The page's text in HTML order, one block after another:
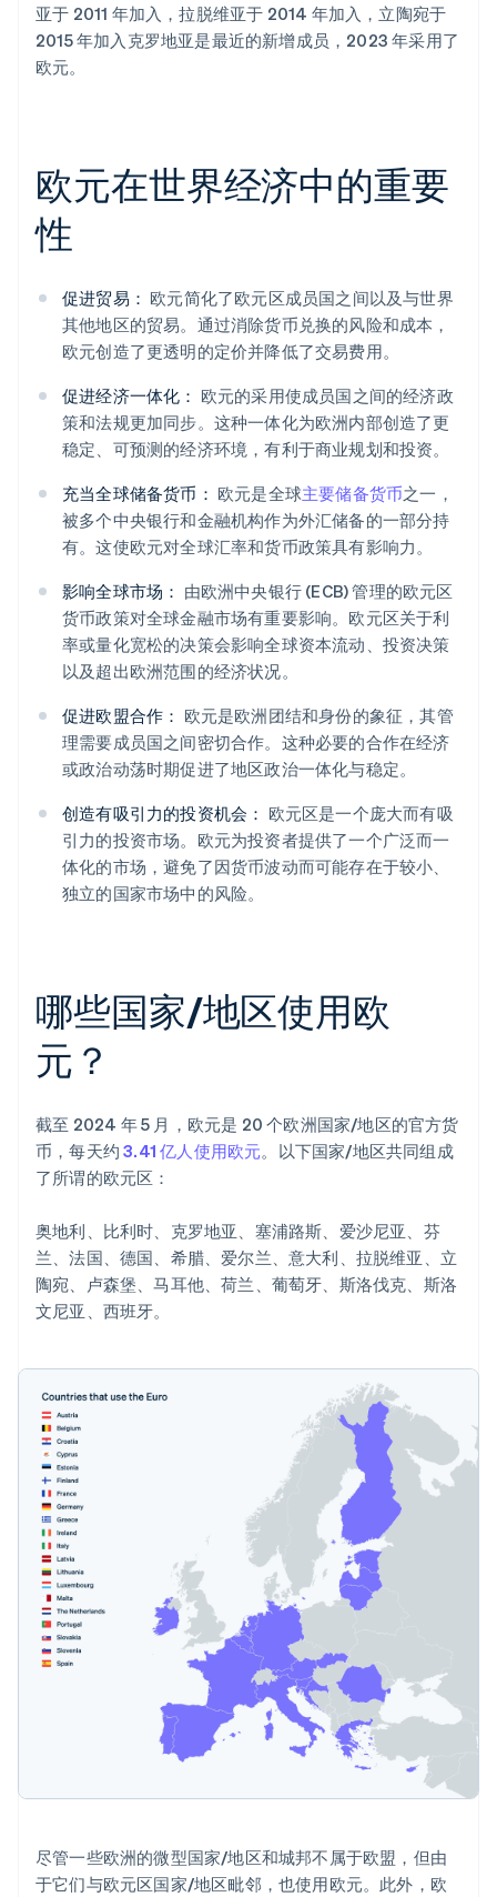
亚于 2011 年加入，拉脱维亚于 2014 年加入，立陶宛于
2015 年加入克罗地亚是最近的新增成员，2023 年采用了
欧元。
欧元在世界经济中的重要
性
促进贸易： 欧元简化了欧元区成员国之间以及与世界
其他地区的贸易。通过消除货币兑换的风险和成本，
欧元创造了更透明的定价并降低了交易费用。
促进经济一体化： 欧元的采用使成员国之间的经济政
策和法规更加同步。这种一体化为欧洲内部创造了更
稳定、可预测的经济环境，有利于商业规划和投资。
充当全球储备货币： 欧元是全球主要储备货币之一，
被多个中央银行和金融机构作为外汇储备的一部分持
有。这使欧元对全球汇率和货币政策具有影响力。
影响全球市场： 由欧洲中央银行 (ECB) 管理的欧元区
货币政策对全球金融市场有重要影响。欧元区关于利
率或量化宽松的决策会影响全球资本流动、投资决策
以及超出欧洲范围的经济状况。
促进欧盟合作： 欧元是欧洲团结和身份的象征，其管
理需要成员国之间密切合作。这种必要的合作在经济
或政治动荡时期促进了地区政治一体化与稳定。
创造有吸引力的投资机会： 欧元区是一个庞大而有吸
引力的投资市场。欧元为投资者提供了一个广泛而一
体化的市场，避免了因货币波动而可能存在于较小、
独立的国家市场中的风险。
哪些国家/地区使用欧
元？
截至 2024 年 5 月，欧元是 20 个欧洲国家/地区的官方货
币，每天约3.41 亿人使用欧元。以下国家/地区共同组成
了所谓的欧元区：
奥地利、比利时、克罗地亚、塞浦路斯、爱沙尼亚、芬
兰、法国、德国、希腊、爱尔兰、意大利、拉脱维亚、立
陶宛、卢森堡、马耳他、荷兰、葡萄牙、斯洛伐克、斯洛
文尼亚、西班牙。
尽管一些欧洲的微型国家/地区和城邦不属于欧盟，但由
于它们与欧元区国家/地区毗邻，也使用欧元。此外，欧